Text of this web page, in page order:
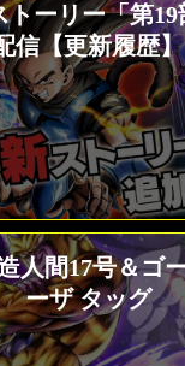
信【更新履歴】
ーザ タッグ